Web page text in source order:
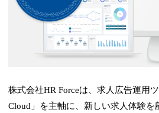
株式会社HR Forceは、求人広告運用
Cloud」を主軸に、新しい求人体験を